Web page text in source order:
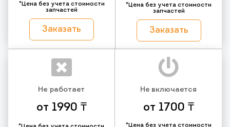
*Цена без учета стоимости
запчастей
Заказать
*Цена без учета стоимости
запчастей
Заказать
Не работает
от 1990 ₸
Не включается
от 1700 ₸
*Цена без учета стоимости